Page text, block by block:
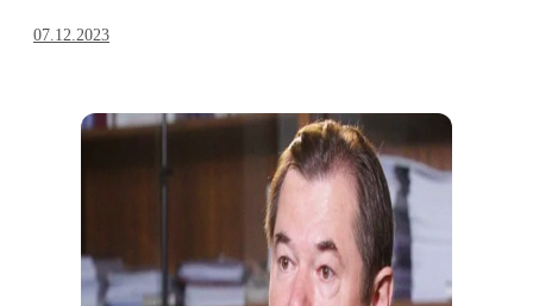
07.12.2023